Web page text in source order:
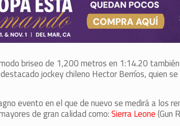
briseo de 1,200 metros en 1:14.20 también
jockey chileno Hector Berríos, quien
evento en el que de nuevo se medirá a los
de gran calidad como:Sierra Leone(Gun